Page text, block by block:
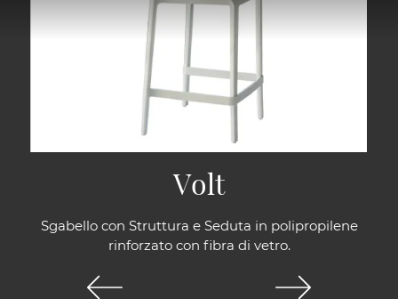
Sgabello con Struttura e Seduta in polipropilene
rinforzato con fibra di vetro.
Volt